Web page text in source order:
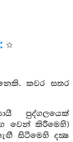
කවර සතර
පුද්ගලයෙක්
වෙන් කිරීමෙහි)
සිටීමෙහි දක්‍ෂ